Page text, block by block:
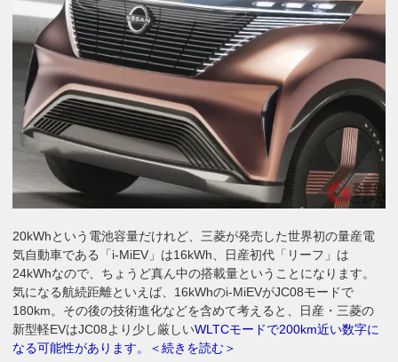
20kWhという電池容量だけれど、三菱が発売した世界初の量産電
気自動車である「i-MiEV」は16kWh、日産初代「リーフ」は
24kWhなので、ちょうど真ん中の搭載量ということになります。
気になる航続距離といえば、16kWhのi-MiEVがJC08モードで
180km。その後の技術進化などを含めて考えると、日産・三菱の
新型軽EVはJC08より少し厳しいWLTCモードで200km近い数字に
なる可能性があります。＜続きを読む＞